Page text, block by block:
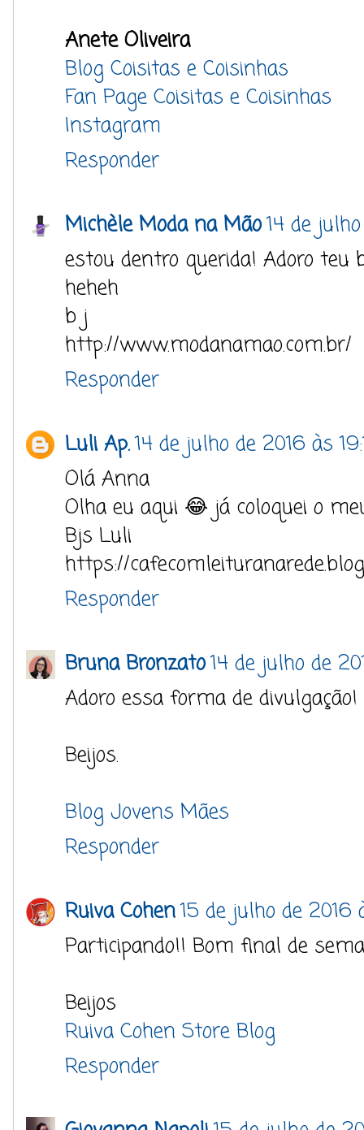
Anete Oliveira
Blog Coisitas e Coisinhas
Fan Page Coisitas e Coisinhas
Instagram
Responder
Michèle Moda na Mão14 de
estou dentro querida! Adoro teu
heheh
b j
http://www.modanamao.com.br/
Responder
Luli Ap.14 de julho de 2016 às
Olá Anna
Olha eu aqui 😂 já coloquei o
Bjs Luli
https://
Responder
Bruna Bronzato14 de julho de
Adoro essa forma de divulgação!
Beijos.
Blog Jovens Mães
Responder
Ruiva Cohen15 de julho de 2016
Participando!! Bom final de
Beijos
Ruiva Cohen Store Blog
Responder